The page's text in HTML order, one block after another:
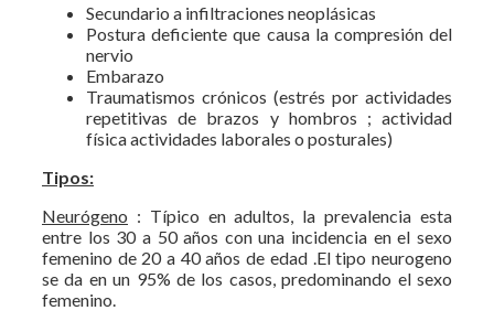
Secundario a infiltraciones neoplásicas
Postura deficiente que causa la compresión del
nervio
Embarazo
Traumatismos crónicos (estrés por actividades
repetitivas de brazos y hombros ; actividad
física actividades laborales o posturales)
Tipos:
Neurógeno : Típico en adultos, la prevalencia esta
entre los 30 a 50 años con una incidencia en el sexo
femenino de 20 a 40 años de edad .El tipo neurogeno
se da en un 95% de los casos, predominando el sexo
femenino.